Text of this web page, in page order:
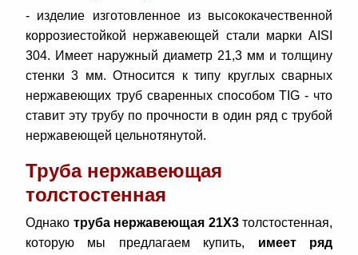
- изделие изготовленное из высококачественной
коррозиестойкой нержавеющей стали марки AISI
304. Имеет наружный диаметр 21,3 мм и толщину
стенки 3 мм. Относится к типу круглых сварных
нержавеющих труб сваренных способом TIG - что
ставит эту трубу по прочности в один ряд с трубой
нержавеющей цельнотянутой.
Труба нержавеющая
толстостенная
Однако труба нержавеющая 21Х3толстостенная,
которую мы предлагаем купить, имеет ряд